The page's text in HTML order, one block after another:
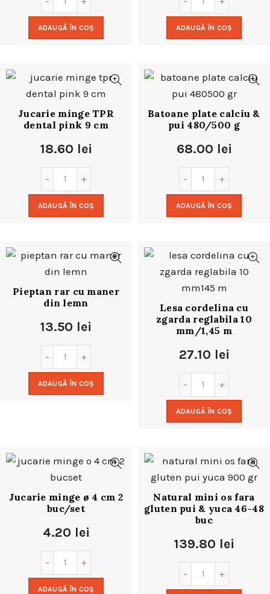
ADAUGĂ ÎN COȘ ADAUGĂ ÎN COȘ
Jucarie minge TPR
dental pink 9 cm
18.60 lei
ADAUGĂ ÎN COȘ
Batoane plate calciu &
pui 480/500 g
68.00 lei
ADAUGĂ ÎN COȘ
Pieptan rar cu maner
din lemn
13.50 lei
ADAUGĂ ÎN COȘ
Lesa cordelina cu
zgarda reglabila 10
mm/1,45 m
27.10 lei
ADAUGĂ ÎN COȘ
Jucarie minge ø 4 cm 2
buc/set
4.20 lei
ADAUGĂ ÎN COȘ
Natural mini os fara
gluten pui & yuca 46-48
buc
139.80 lei